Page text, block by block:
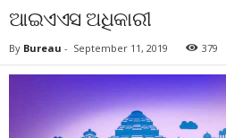
ଆଇଏଏସ ଅଧିକାରୀ
By Bureau - September 11, 2019 379